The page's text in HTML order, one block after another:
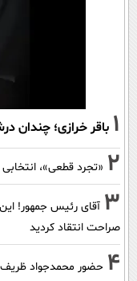
1 باقر خرازی؛ چندان
2 «تجرد قطعی»،
3 آقای رئیس جمهور!
صراحت انتقاد کردید
4 حضور محمدجواد ظریف